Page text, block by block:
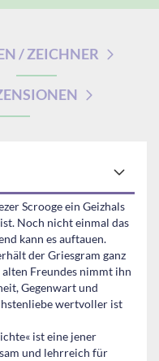
/ ZEICHNER
Scrooge ein Geizhals
Noch nicht einmal das
kann es auftauen.
der Griesgram ganz
alten Freundes nimmt ihn
Gegenwart und
wertvoller ist
ist eine jener
und lehrreich für